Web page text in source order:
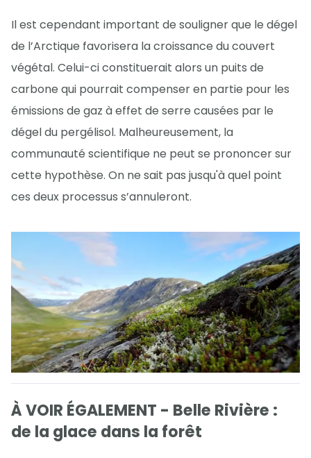
Il est cependant important de souligner que le dégel
de l’Arctique favorisera la croissance du couvert
végétal. Celui-ci constituerait alors un puits de
carbone qui pourrait compenser en partie pour les
émissions de gaz à effet de serre causées par le
dégel du pergélisol. Malheureusement, la
communauté scientifique ne peut se prononcer sur
cette hypothèse. On ne sait pas jusqu'à quel point
ces deux processus s’annuleront.
À VOIR ÉGALEMENT - Belle Rivière :
de la glace dans la forêt